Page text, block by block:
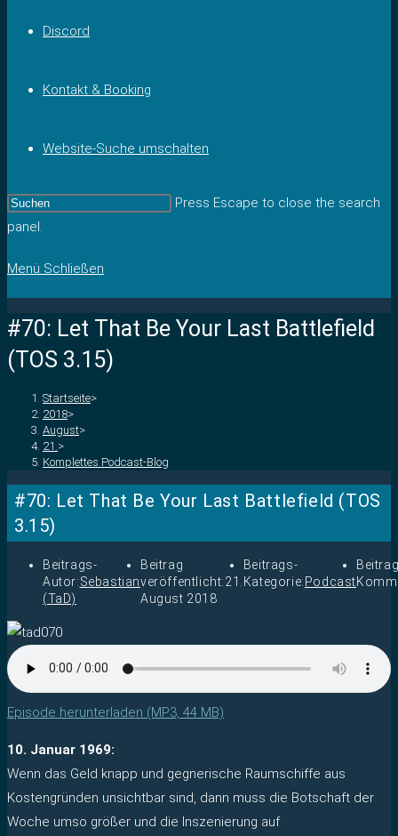
Discord
Kontakt & Booking
Website-Suche umschalten
Press Escape to close the search
panel.
Menü Schließen
#70: Let That Be Your Last Battlefield
(TOS 3.15)
Startseite>
2018>
August>
21. >
Komplettes Podcast-Blog
#70: Let That Be Your Last Battlefield (TOS
3.15)
Beitrags-
Autor:Sebastian
(TaD)
Beitrag
veröffentlicht:21.
August 2018
Beitrags-
Kategorie: Podcast
Episode herunterladen (MP3, 44 MB)
10. Januar 1969:
Wenn das Geld knapp und gegnerische Raumschiffe aus
Kostengründen unsichtbar sind, dann muss die Botschaft der
Woche umso größer und die Inszenierung auf